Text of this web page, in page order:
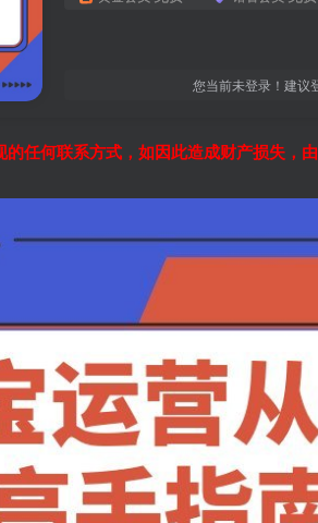
您当前未登录！建议
任何联系方式，如因此造成财产损失，